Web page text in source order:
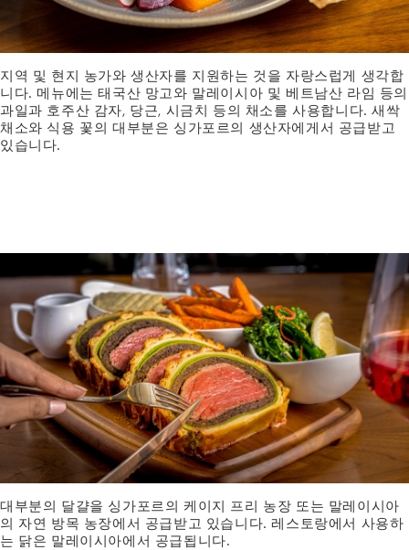
지역 및 현지 농가와 생산자를 지원하는 것을 자랑스럽게 생각합
니다. 메뉴에는 태국산 망고와 말레이시아 및 베트남산 라임 등의
과일과 호주산 감자, 당근, 시금치 등의 채소를 사용합니다. 새싹
채소와 식용 꽃의 대부분은 싱가포르의 생산자에게서 공급받고
있습니다.
대부분의 달걀을 싱가포르의 케이지 프리 농장 또는 말레이시아
의 자연 방목 농장에서 공급받고 있습니다. 레스토랑에서 사용하
는 닭은 말레이시아에서 공급됩니다.